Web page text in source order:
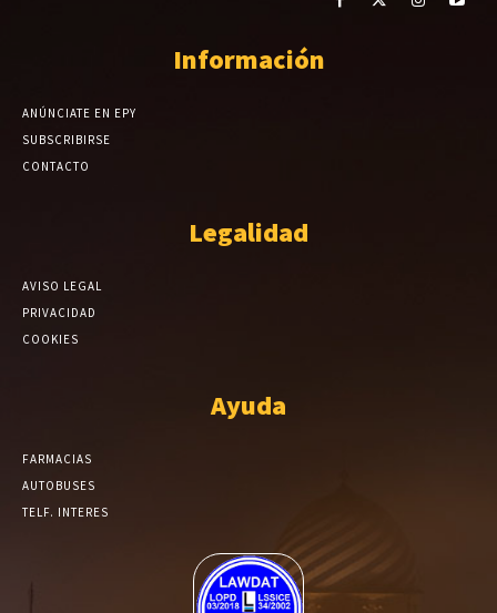
Información
ANÚNCIATE EN EPY
SUBSCRIBIRSE
CONTACTO
Legalidad
AVISO LEGAL
PRIVACIDAD
COOKIES
Ayuda
FARMACIAS
AUTOBUSES
TELF. INTERES